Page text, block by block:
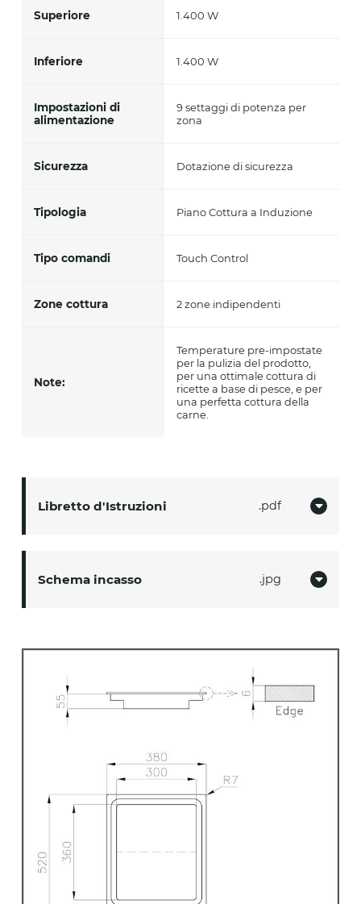
Libretto d'Istruzioni pdf
Schema incasso jpg
Superiore 1.400 W
Inferiore 1.400 W
Impostazioni di
alimentazione
9 settaggi di potenza per
zona
Sicurezza Dotazione di sicurezza
Tipologia Piano Cottura a Induzione
Tipo comandi Touch Control
Zone cottura 2 zone indipendenti
Note:
Temperature pre-impostate
per la pulizia del prodotto,
per una ottimale cottura di
ricette a base di pesce, e per
una perfetta cottura della
carne.